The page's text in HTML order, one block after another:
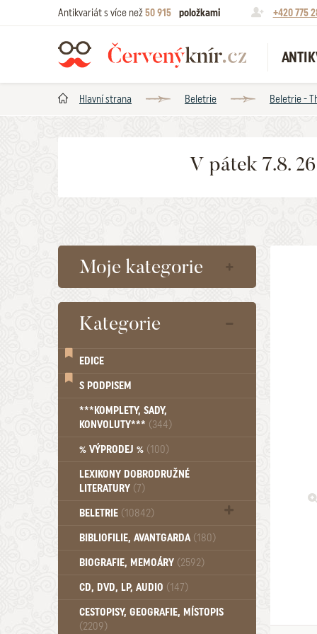
Antikvariát s více než50 915 položkami +420 775
Hlavní strana Beletrie Beletrie -
V pátek 7.8.
Moje kategorie
Kategorie
EDICE
S PODPISEM
***KOMPLETY, SADY,
KONVOLUTY*** (344)
% VÝPRODEJ % (100)
LEXIKONY DOBRODRUŽNÉ
LITERATURY (7)
BELETRIE (10842)
Beletrie - Historická (1388)
Beletrie - Povídky (1758)
Beletrie - Válečné romány (489)
Beletrie - Ženské a dívčí romány
(1522)
BIBLIOFILIE, AVANTGARDA (180)
BIOGRAFIE, MEMOÁRY (2592)
CD, DVD, LP, AUDIO (147)
CESTOPISY, GEOGRAFIE, MÍSTOPIS
(2209)